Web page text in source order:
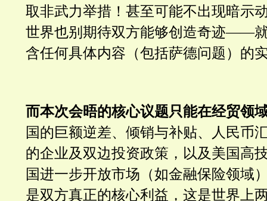
取非武力举措！甚至可能不出现暗示
世界也别期待双方能够创造奇迹——
含任何具体内容（包括萨德问题）的
而本次会晤的核心议题只能在经贸领
国的巨额逆差、倾销与补贴、人民币
的企业及双边投资政策，以及美国高
国进一步开放市场（如金融保险领域
是双方真正的核心利益，这是世界上